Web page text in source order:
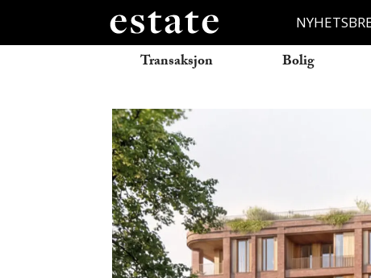
Transaksjon Bolig